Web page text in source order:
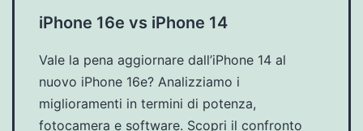
iPhone 16e vs iPhone 14
Vale la pena aggiornare dall’iPhone 14 al
nuovo iPhone 16e? Analizziamo i
miglioramenti in termini di potenza,
fotocamera e software. Scopri il confronto